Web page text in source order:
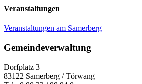
Veranstaltungen
Veranstaltungen am Samerberg
Gemeindeverwaltung
Dorfplatz 3
83122 Samerberg / Törwang